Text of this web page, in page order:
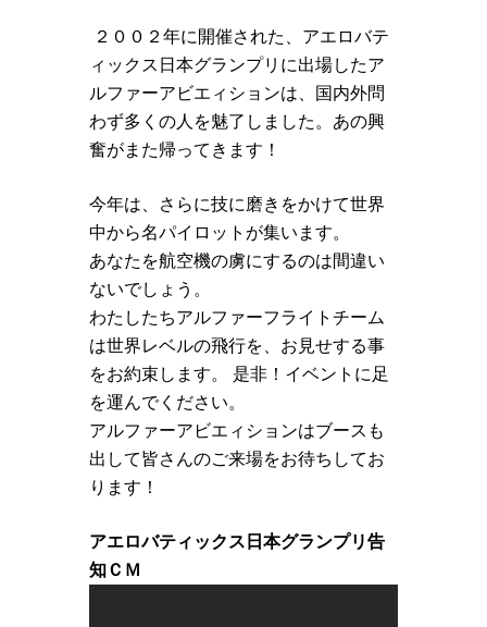
２００２年に開催された、アエロバテ
ィックス日本グランプリに出場したア
ルファーアビエィションは、国内外問
わず多くの人を魅了しました。あの興
奮がまた帰ってきます！
今年は、さらに技に磨きをかけて世界
中から名パイロットが集います。
あなたを航空機の虜にするのは間違い
ないでしょう。
わたしたちアルファーフライトチーム
は世界レベルの飛行を、お見せする事
をお約束します。 是非！イベントに足
を運んでください。
アルファーアビエィションはブースも
出して皆さんのご来場をお待ちしてお
ります！
アエロバティックス日本グランプリ告
知ＣＭ